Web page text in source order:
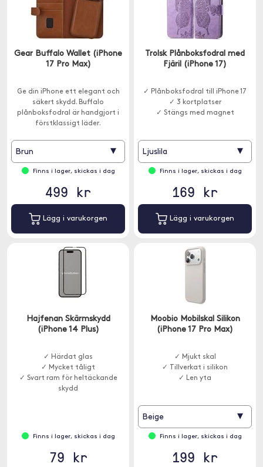
Gear Buffalo Wallet (iPhone
17 Pro Max)
Ge din iPhone ett elegant och
säkert skydd. Buffalo
plånboksfodral är handgjort i
förstklassigt läder.
Brun ▾
Finns i lager, skickas i dag
499 kr
Lägg i varukorgen
Trolsk Plånboksfodral med
Fjäril (iPhone 17)
✓ Plånboksfodral till iPhone 17
✓ 3 kortplatser
✓ Stängs med magnet
Ljuslila ▾
Finns i lager, skickas i dag
169 kr
Lägg i varukorgen
Hajfenan Skärmskydd
(iPhone 14 Plus)
✓ Härdat glas
✓ Mycket tåligt
✓ Svart ram för heltäckande
skydd
Finns i lager, skickas i dag
79 kr
Moobio Mobilskal Silikon
(iPhone 17 Pro Max)
✓ Mjukt skal
✓ Tillverkat i silikon
✓ Len yta
Beige ▾
Finns i lager, skickas i dag
199 kr